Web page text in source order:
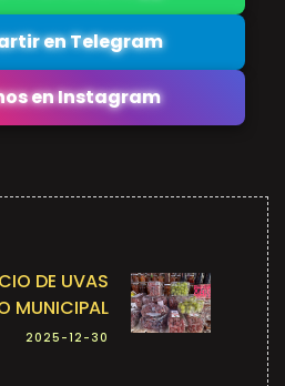
en Telegram
en Instagram
DE UVAS
MUNICIPAL
2025-12-30